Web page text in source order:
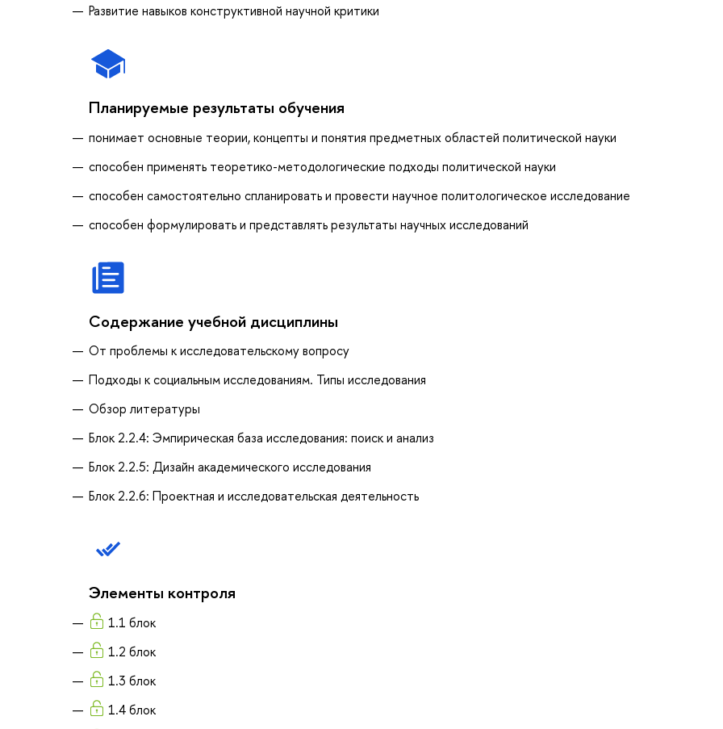
Развитие навыков конструктивной научной критики
Планируемые результаты обучения
понимает основные теории, концепты и понятия предметных областей политической науки
способен применять теоретико-методологические подходы политической науки
способен самостоятельно спланировать и провести научное политологическое исследование
способен формулировать и представлять результаты научных исследований
Содержание учебной дисциплины
От проблемы к исследовательскому вопросу
Подходы к социальным исследованиям. Типы исследования
Обзор литературы
Блок 2.2.4: Эмпирическая база исследования: поиск и анализ
Блок 2.2.5: Дизайн академического исследования
Блок 2.2.6: Проектная и исследовательская деятельность
Элементы контроля
1.1 блок
1.2 блок
1.3 блок
1.4 блок